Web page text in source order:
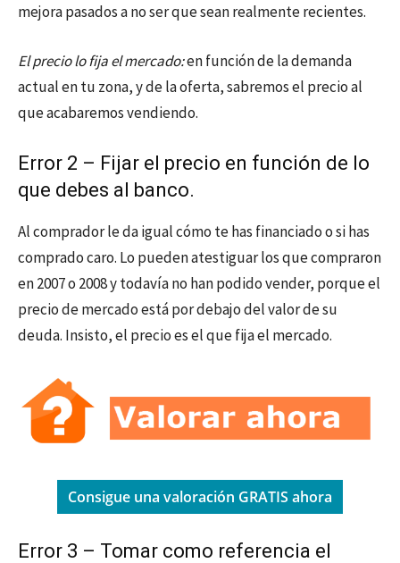
mejora pasados a no ser que sean realmente recientes.
El precio lo fija el mercado:en función de la demanda
actual en tu zona, y de la oferta, sabremos el precio al
que acabaremos vendiendo.
Error 2 – Fijar el precio en función de lo
que debes al banco.
Al comprador le da igual cómo te has financiado o si has
comprado caro. Lo pueden atestiguar los que compraron
en 2007 o 2008 y todavía no han podido vender, porque el
precio de mercado está por debajo del valor de su
deuda. Insisto, el precio es el que fija el mercado.
Consigue una valoración GRATIS ahora
Error 3 – Tomar como referencia el